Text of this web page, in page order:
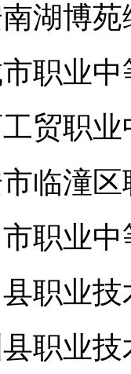
湖博苑
职业
贸职
临潼
职业
职业
职业